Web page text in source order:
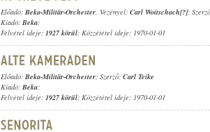
Előadó: Beka-Militär-Orchester, Vezényel: Carl Woitschach[?];
Kiadó: Beka;
Felvétel ideje: 1927 körül; Közzététel ideje: 1970-01-01
Előadó: Beka-Militär-Orchester; Szerző: Carl Teike
Kiadó: Beka;
Felvétel ideje: 1927 körül; Közzététel ideje: 1970-01-01